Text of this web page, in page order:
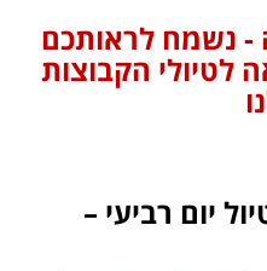
נשמח לראותכם
לטיולי הקבוצות
יום רביעי –